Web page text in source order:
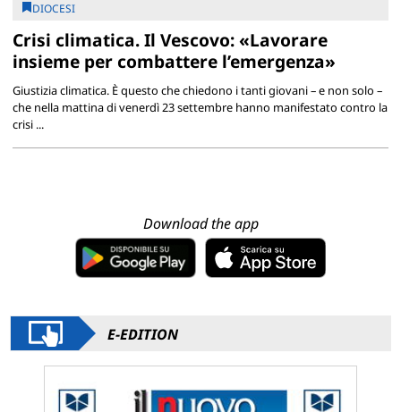
DIOCESI
Crisi climatica. Il Vescovo: «Lavorare
insieme per combattere l’emergenza»
Giustizia climatica. È questo che chiedono i tanti giovani – e non solo –
che nella mattina di venerdì 23 settembre hanno manifestato contro la
crisi ...
Download the app
E-EDITION